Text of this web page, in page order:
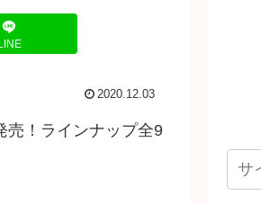
2020.12.03
売！ラインナップ全9